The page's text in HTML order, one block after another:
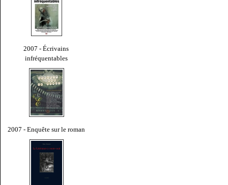
2007 - Écrivains
infréquentables
2007 - Enquête sur le roman